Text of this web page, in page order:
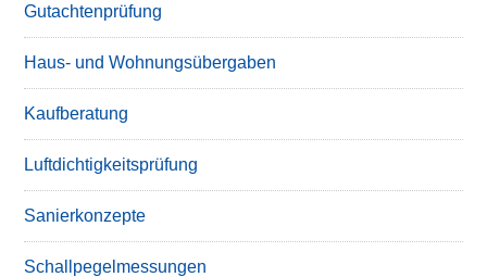
Gutachtenprüfung
Haus- und Wohnungsübergaben
Kaufberatung
Luftdichtigkeitsprüfung
Sanierkonzepte
Schallpegelmessungen